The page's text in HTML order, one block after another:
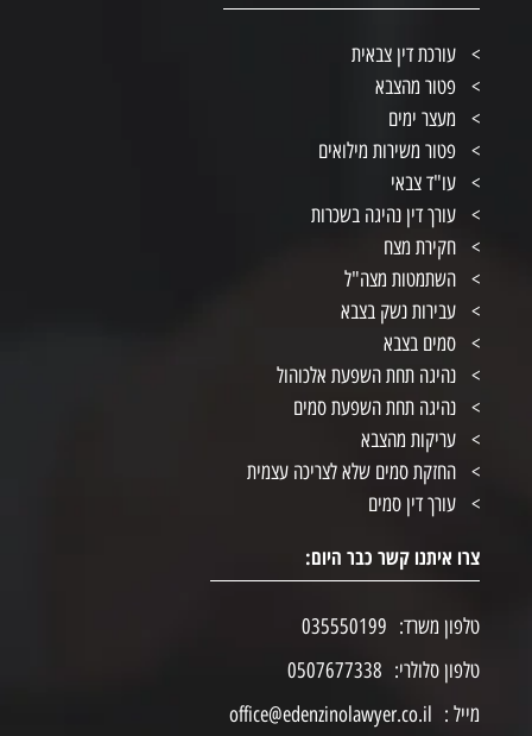
עורכת דין צבאית
פטור מהצבא
מעצר ימים
פטור משירות מילואים
עו"ד צבאי
עורך דין נהיגה בשכרות
חקירת מצח
השתמטות מצה"ל
עבירות נשק בצבא
סמים בצבא
נהיגה תחת השפעת אלכוהול
נהיגה תחת השפעת סמים
עריקות מהצבא
החזקת סמים שלא לצריכה עצמית
עורך דין סמים
צרו איתנו קשר כבר היום:
טלפון משרד: 035550199
טלפון סלולרי: 0507677338
מייל : office@edenzinolawyer.co.il